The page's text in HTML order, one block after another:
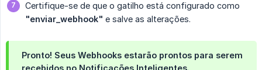
Certifique-se de que o gatilho está configurado como
"enviar_webhook" e salve as alterações.
Pronto! Seus Webhooks estarão prontos para serem
recebidos no Notificações Inteligentes.